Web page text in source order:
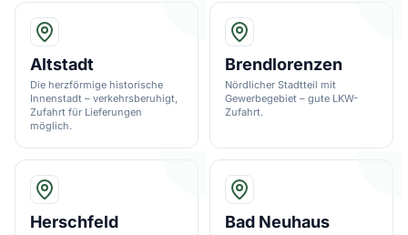
Altstadt
Die herzförmige historische
Innenstadt – verkehrsberuhigt,
Zufahrt für Lieferungen
möglich.
Brendlorenzen
Nördlicher Stadtteil mit
Gewerbegebiet – gute LKW-
Zufahrt.
Herschfeld Bad Neuhaus